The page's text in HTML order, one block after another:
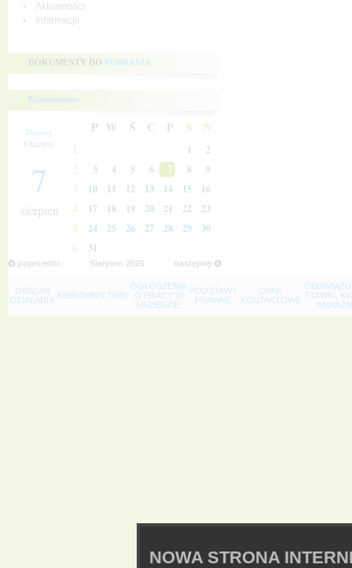
Aktualności
Informacje
DOKUMENTY DO POBRANIA
Kalendarium
Donaty
Olechny
7
sierpien
P W Ś C P S N
1 1 2
2 3 4 5 6 7 8 9
3 10 11 12 13 14 15 16
4 17 18 19 20 21 22 23
5 24 25 26 27 28 29 30
6 31
poprzedni następny
Sierpien 2026
OBSZAR
DZIAŁANIA KIEROWNICTWO
OGŁOSZENIA
O PRACY W
URZĘDZIE
PODSTAWY
PRAWNE
DANE
KONTAKTOWE STAWKI,
NOWA STRONA